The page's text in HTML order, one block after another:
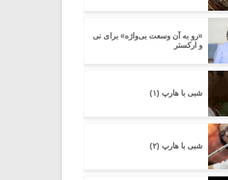
«رو به آن وسعت بی‌واژه» برای نی
و ارکستر
شبی با هارپ (۱)
شبی با هارپ (۲)